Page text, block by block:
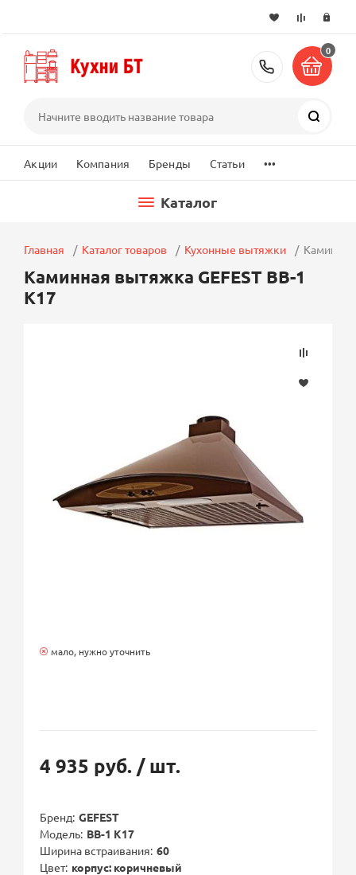
+7 (495)
0
Акции Компания Бренды Статьи ...
Каталог
Главная Каталог товаров Кухонные вытяжки
Каминная вытяжка GEFEST ВВ-1
К17
мало, нужно уточнить
4 935 руб. / шт.
Бренд GEFEST
Модель ВВ-1 К17
Ширина встраивания 60
Цвет корпус: коричневый